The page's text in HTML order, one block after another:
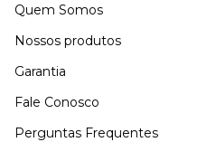
Quem Somos
Nossos produtos
Garantia
Fale Conosco
Perguntas Frequentes